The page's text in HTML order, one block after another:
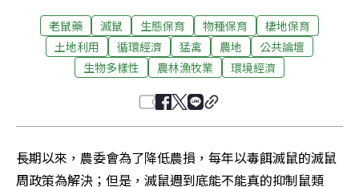
老鼠藥 滅鼠 生態保育 物種保育
棲地保育
土地利用
循環經濟 猛禽 農地
公共論壇
生物多樣性
農林漁牧業 環境經濟
長期以來，農委會為了降低農損，每年以毒餌滅鼠的滅鼠
周政策為解決；但是，滅鼠週到底能不能真的抑制鼠類